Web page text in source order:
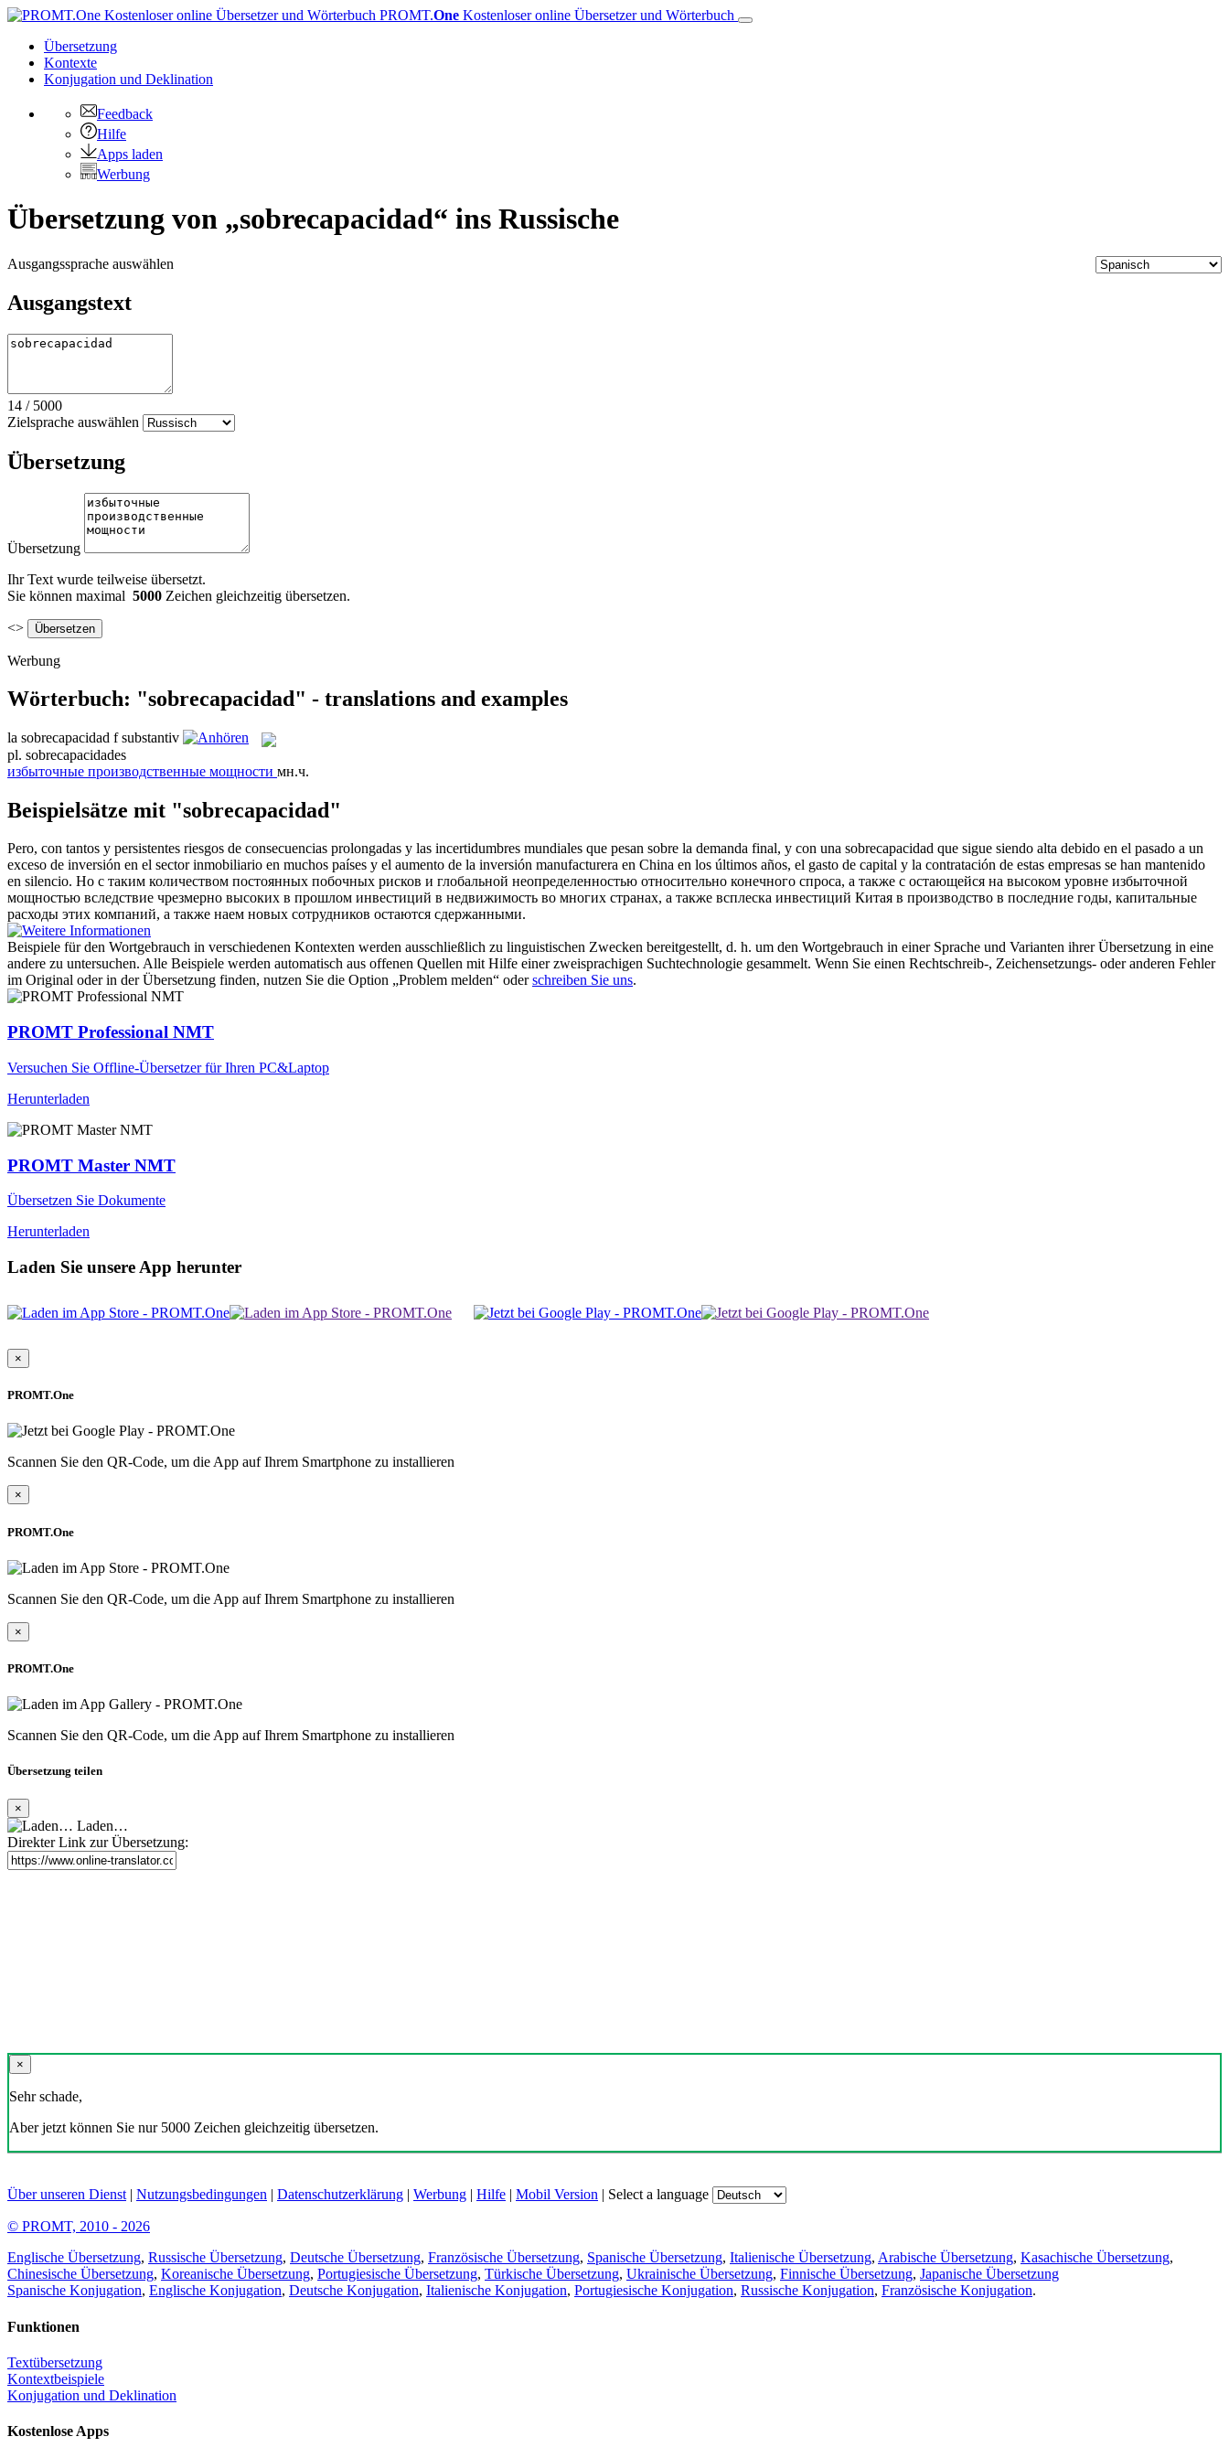
PROMT.One Kostenloser online Übersetzer und Wörterbuch
Übersetzung
Kontexte
Konjugation und Deklination
Feedback
Hilfe
Apps laden
Werbung
Übersetzung von „sobrecapacidad“ ins Russische
Ausgangssprache auswählen
Ausgangstext
14 / 5000
Zielsprache auswählen
Übersetzung
Übersetzung
Ihr Text wurde teilweise übersetzt.
Sie können maximal 5000 Zeichen gleichzeitig übersetzen.
<>
Werbung
Wörterbuch: "sobrecapacidad" - translations and examples
la sobrecapacidad f substantiv
pl. sobrecapacidades
избыточные производственные мощности мн.ч.
Beispielsätze mit "sobrecapacidad"
Pero, con tantos y persistentes riesgos de consecuencias prolongadas y las incertidumbres mundiales que pesan sobre la demanda final, y con una sobrecapacidad que sigue siendo alta debido en el pasado a un
exceso de inversión en el sector inmobiliario en muchos países y el aumento de la inversión manufacturera en China en los últimos años, el gasto de capital y la contratación de estas empresas se han mantenido
en silencio. Но с таким количеством постоянных побочных рисков и глобальной неопределенностью относительно конечного спроса, а также с остающейся на высоком уровне избыточной
мощностью вследствие чрезмерно высоких в прошлом инвестиций в недвижимость во многих странах, а также всплеска инвестиций Китая в производство в последние годы, капитальные
расходы этих компаний, а также наем новых сотрудников остаются сдержанными.
Beispiele für den Wortgebrauch in verschiedenen Kontexten werden ausschließlich zu linguistischen Zwecken bereitgestellt, d. h. um den Wortgebrauch in einer Sprache und Varianten ihrer Übersetzung in eine
andere zu untersuchen. Alle Beispiele werden automatisch aus offenen Quellen mit Hilfe einer zweisprachigen Suchtechnologie gesammelt. Wenn Sie einen Rechtschreib-, Zeichensetzungs- oder anderen Fehler
im Original oder in der Übersetzung finden, nutzen Sie die Option „Problem melden“ oderschreiben Sie uns.
PROMT Professional NMT
Versuchen Sie Offline-Übersetzer für Ihren PC&Laptop
Herunterladen
PROMT Master NMT
Übersetzen Sie Dokumente
Herunterladen
Laden Sie unsere App herunter
×
PROMT.One
Scannen Sie den QR-Code, um die App auf Ihrem Smartphone zu installieren
×
PROMT.One
Scannen Sie den QR-Code, um die App auf Ihrem Smartphone zu installieren
×
PROMT.One
Scannen Sie den QR-Code, um die App auf Ihrem Smartphone zu installieren
Übersetzung teilen
×
Laden…
Direkter Link zur Übersetzung:
×
Sehr schade,
Aber jetzt können Sie nur 5000 Zeichen gleichzeitig übersetzen.
Über unseren Dienst| Nutzungsbedingungen | Datenschutzerklärung | Werbung | Hilfe | Mobil Version | Select a language
© PROMT, 2010 - 2026
Englische Übersetzung, Russische Übersetzung, Deutsche Übersetzung, Französische Übersetzung, Spanische Übersetzung, Italienische Übersetzung, Arabische Übersetzung, Kasachische Übersetzung,
Chinesische Übersetzung, Koreanische Übersetzung, Portugiesische Übersetzung, Türkische Übersetzung, Ukrainische Übersetzung, Finnische Übersetzung, Japanische Übersetzung
Spanische Konjugation, Englische Konjugation, Deutsche Konjugation, Italienische Konjugation, Portugiesische Konjugation, Russische Konjugation, Französische Konjugation.
Funktionen
Textübersetzung
Kontextbeispiele
Konjugation und Deklination
Kostenlose Apps